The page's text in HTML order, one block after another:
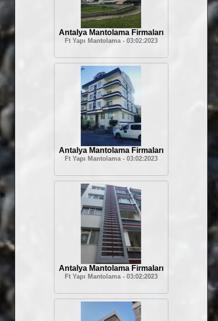
Antalya Mantolama Firmaları
Ft Yapı Mantolama - 03:02:2023
Antalya Mantolama Firmaları
Ft Yapı Mantolama - 03:02:2023
Antalya Mantolama Firmaları
Ft Yapı Mantolama - 03:02:2023